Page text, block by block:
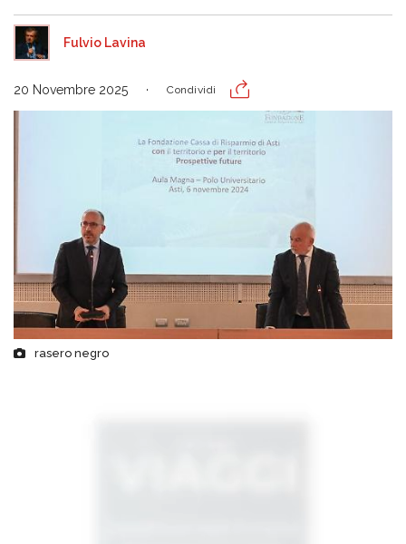
Fulvio Lavina
20 Novembre 2025 Condividi
rasero negro